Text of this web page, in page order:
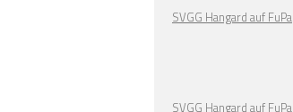
SVGG Hangard auf FuPa
SVGG Hangard auf FuPa